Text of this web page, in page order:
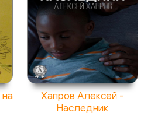
Хапров Алексей -
Наследник